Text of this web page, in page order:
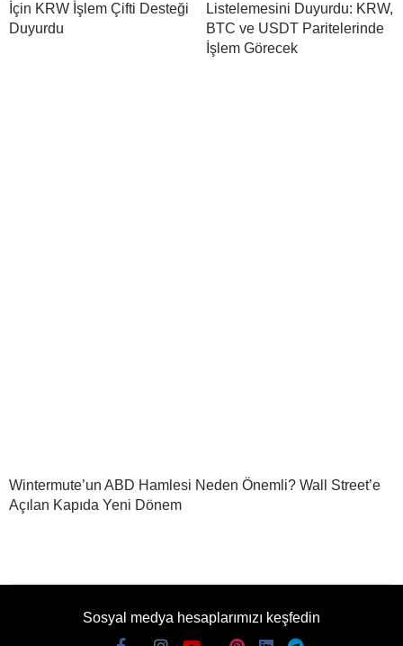
İçin KRW İşlem Çifti Desteği
Duyurdu
Listelemesini Duyurdu: KRW,
BTC ve USDT Paritelerinde
İşlem Görecek
Wintermute’un ABD Hamlesi Neden Önemli? Wall Street’e
Açılan Kapıda Yeni Dönem
Sosyal medya hesaplarımızı keşfedin